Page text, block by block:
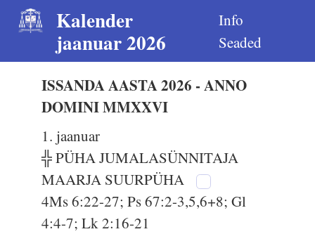
Kalender
jaanuar 2026
Info
Seaded
ISSANDA AASTA 2026 - ANNO
DOMINI MMXXVI
1. jaanuar
╬ PÜHA JUMALASÜNNITAJA
MAARJA SUURPÜHA
4Ms 6:22-27; Ps 67:2-3,5,6+8; Gl
4:4-7; Lk 2:16-21